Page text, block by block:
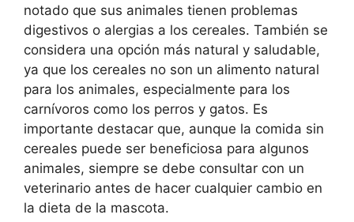
notado que sus animales tienen problemas
digestivos o alergias a los cereales. También se
considera una opción más natural y saludable,
ya que los cereales no son un alimento natural
para los animales, especialmente para los
carnívoros como los perros y gatos. Es
importante destacar que, aunque la comida sin
cereales puede ser beneficiosa para algunos
animales, siempre se debe consultar con un
veterinario antes de hacer cualquier cambio en
la dieta de la mascota.